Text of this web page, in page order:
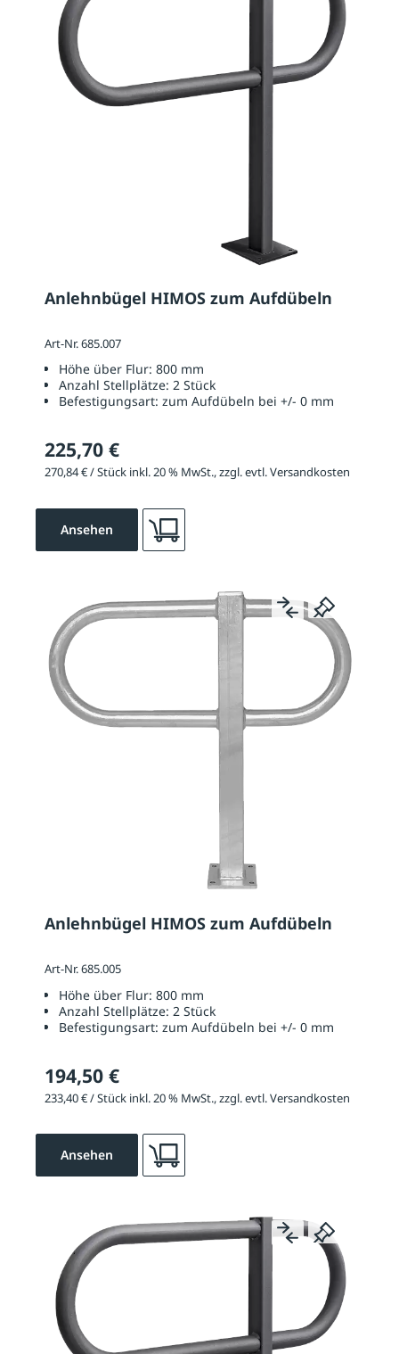
Anlehnbügel HIMOS zum Aufdübeln
Art-Nr. 685.007
Höhe über Flur: 800 mm
Anzahl Stellplätze: 2 Stück
Befestigungsart: zum Aufdübeln bei +/- 0 mm
225,70 €
270,84 € / Stück inkl. 20 % MwSt., zzgl. evtl. Versandkosten
Ansehen
Anlehnbügel HIMOS zum Aufdübeln
Art-Nr. 685.005
Höhe über Flur: 800 mm
Anzahl Stellplätze: 2 Stück
Befestigungsart: zum Aufdübeln bei +/- 0 mm
194,50 €
233,40 € / Stück inkl. 20 % MwSt., zzgl. evtl. Versandkosten
Ansehen